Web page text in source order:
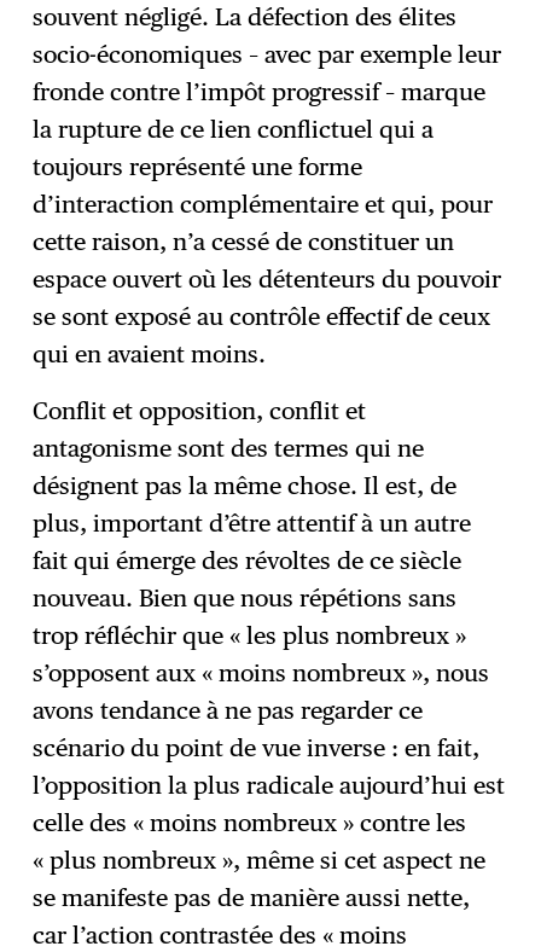
souvent négligé. La défection des élites
socio-économiques – avec par exemple leur
fronde contre l’impôt progressif – marque
la rupture de ce lien conflictuel qui a
toujours représenté une forme
d’interaction complémentaire et qui, pour
cette raison, n’a cessé de constituer un
espace ouvert où les détenteurs du pouvoir
se sont exposé au contrôle effectif de ceux
qui en avaient moins.
Conflit et opposition, conflit et
antagonisme sont des termes qui ne
désignent pas la même chose. Il est, de
plus, important d’être attentif à un autre
fait qui émerge des révoltes de ce siècle
nouveau. Bien que nous répétions sans
trop réfléchir que « les plus nombreux »
s’opposent aux « moins nombreux », nous
avons tendance à ne pas regarder ce
scénario du point de vue inverse : en fait,
l’opposition la plus radicale aujourd’hui est
celle des « moins nombreux » contre les
« plus nombreux », même si cet aspect ne
se manifeste pas de manière aussi nette,
car l’action contrastée des « moins